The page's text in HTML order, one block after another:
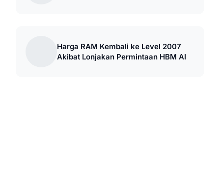
Harga RAM Kembali ke Level 2007
Akibat Lonjakan Permintaan HBM AI